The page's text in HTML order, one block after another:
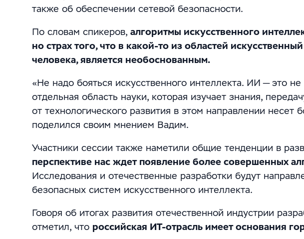
также об обеспечении сетевой безопасности.
По словам спикеров, алгоритмы искусственного
но страх того, что в какой-то из областей
человека, является необоснованным.
«Не надо бояться искусственного интеллекта. ИИ — это
отдельная область науки, которая изучает знания,
от технологического развития в этом направлении несет
поделился своим мнением Вадим.
Участники сессии также наметили общие тенденции в
перспективе нас ждет появление более совершенных
Исследования и отечественные разработки будут
безопасных систем искусственного интеллекта.
Говоря об итогах развития отечественной индустрии
отметил, что российская ИТ-отрасль имеет основания